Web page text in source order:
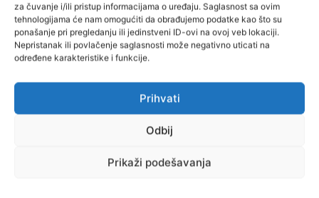
za čuvanje i/ili pristup informacijama o uređaju. Saglasnost sa ovim
tehnologijama će nam omogućiti da obrađujemo podatke kao što su
ponašanje pri pregledanju ili jedinstveni ID-ovi na ovoj veb lokaciji.
Nepristanak ili povlačenje saglasnosti može negativno uticati na
određene karakteristike i funkcije.
Prihvati
Odbij
Prikaži podešavanja
Pinterest
Najnovije vijesti